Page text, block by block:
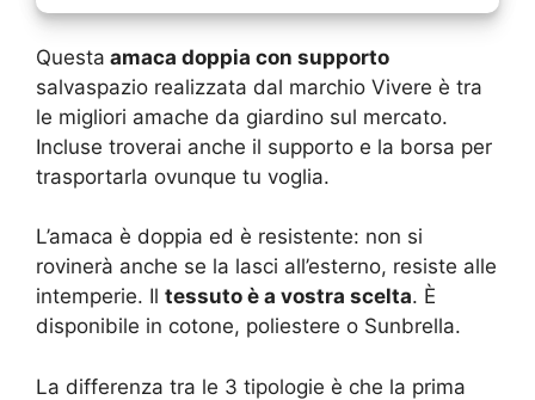
Questa amaca doppia con supporto
salvaspazio realizzata dal marchio Vivere è tra
le migliori amache da giardino sul mercato.
Incluse troverai anche il supporto e la borsa per
trasportarla ovunque tu voglia.
L’amaca è doppia ed è resistente: non si
rovinerà anche se la lasci all’esterno, resiste alle
intemperie. Il tessuto è a vostra scelta. È
disponibile in cotone, poliestere o Sunbrella.
La differenza tra le 3 tipologie è che la prima